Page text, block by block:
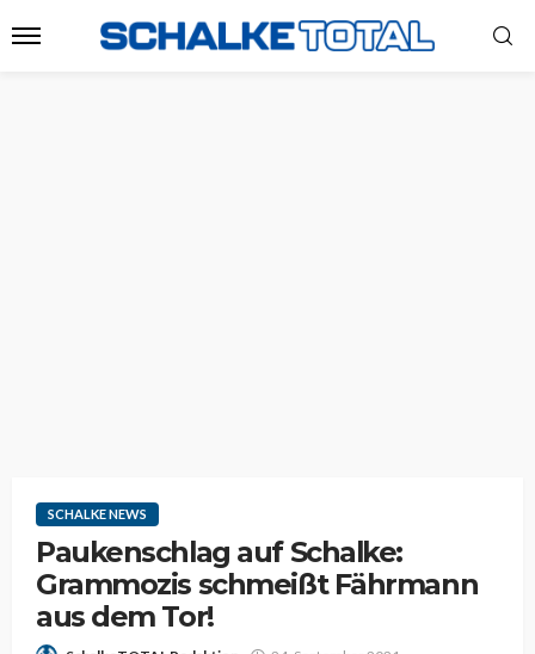
SCHALKE NEWS
Paukenschlag auf Schalke:
Grammozis schmeißt Fährmann
aus dem Tor!